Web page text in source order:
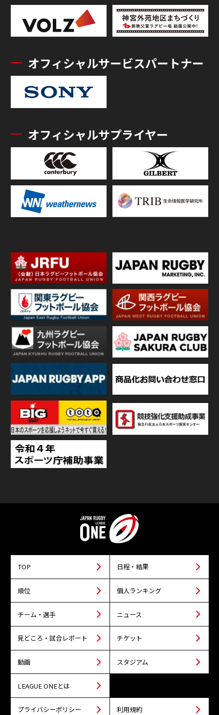
オフィシャルサービスパートナー
オフィシャルサプライヤー
TOP 日程・結果
順位 個人ランキング
チーム・選手 ニュース
見どころ・試合レポート チケット
動画 スタジアム
LEAGUE ONEとは
プライバシーポリシー 利用規約